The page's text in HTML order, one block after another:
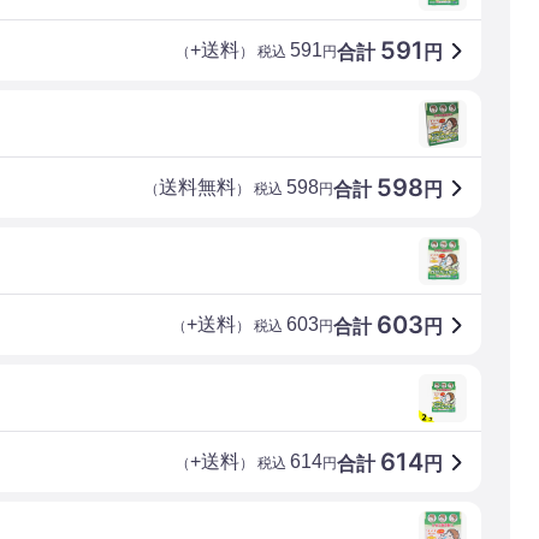
合計 591 円
（+送料） 税込 591円
合計 598 円
（送料無料） 税込 598円
合計 603 円
（+送料） 税込 603円
合計 614円
（+送料） 税込 614円